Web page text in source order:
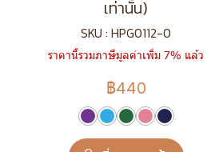
เท่านั้น)
SKU : HPG0112-0
ราคานี้รวมภาษีมูลค่าเพิ่ม 7% แล้ว
฿440